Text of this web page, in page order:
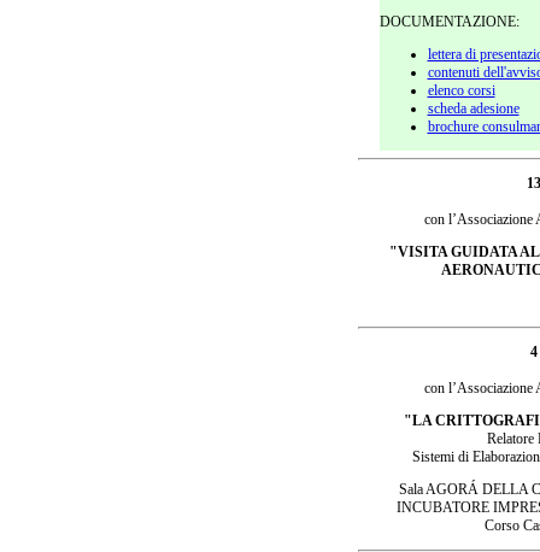
DOCUMENTAZIONE:
lettera di
contenuti
elenco corsi
scheda adesione
brochure
con
"VISITA GUIDATA
con
"LA
Sistemi di
Sala AGORÁ DELLA
INCUBATORE
Corso